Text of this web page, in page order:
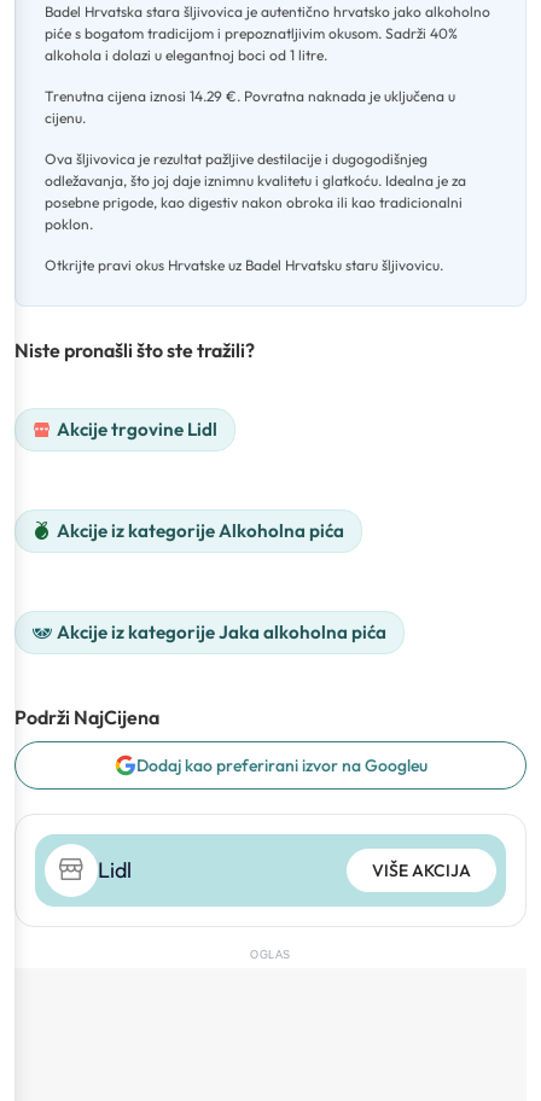
Badel Hrvatska stara šljivovica je autentično hrvatsko jako alkoholno
piće s bogatom tradicijom i prepoznatljivim okusom. Sadrži 40%
alkohola i dolazi u elegantnoj boci od 1 litre.
Trenutna cijena iznosi 14.29 €. Povratna naknada je uključena u
cijenu.
Ova šljivovica je rezultat pažljive destilacije i dugogodišnjeg
odležavanja, što joj daje iznimnu kvalitetu i glatkoću. Idealna je za
posebne prigode, kao digestiv nakon obroka ili kao tradicionalni
poklon.
Otkrijte pravi okus Hrvatske uz Badel Hrvatsku staru šljivovicu.
Niste pronašli što ste tražili?
Akcije trgovine Lidl
Akcije iz kategorije Alkoholna pića
Akcije iz kategorije Jaka alkoholna pića
Podrži NajCijena
Dodaj kao preferirani izvor na Googleu
Lidl VIŠE AKCIJA
OGLAS